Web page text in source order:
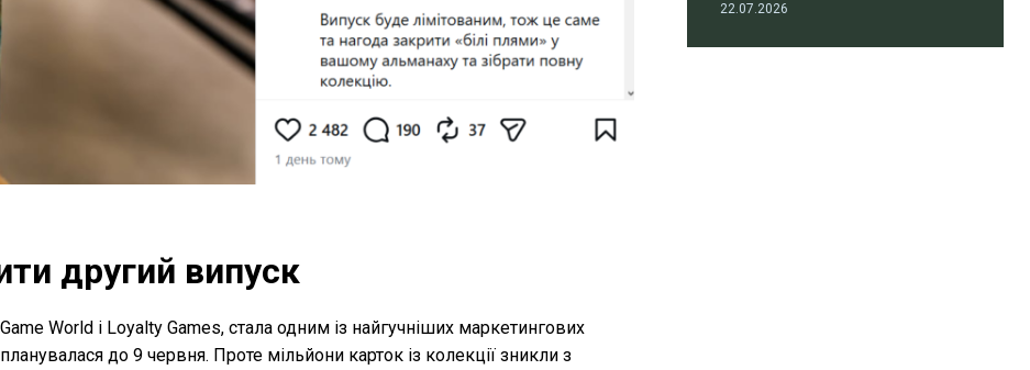
другий випуск
World і Loyalty Games, стала одним із найгучніших маркетингових
до 9 червня. Проте мільйони карток із колекції зникли з
22.07.2026